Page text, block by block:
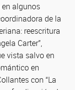
algunos
de la
reescritura
Carter”,
vista salvo en
en
con “La